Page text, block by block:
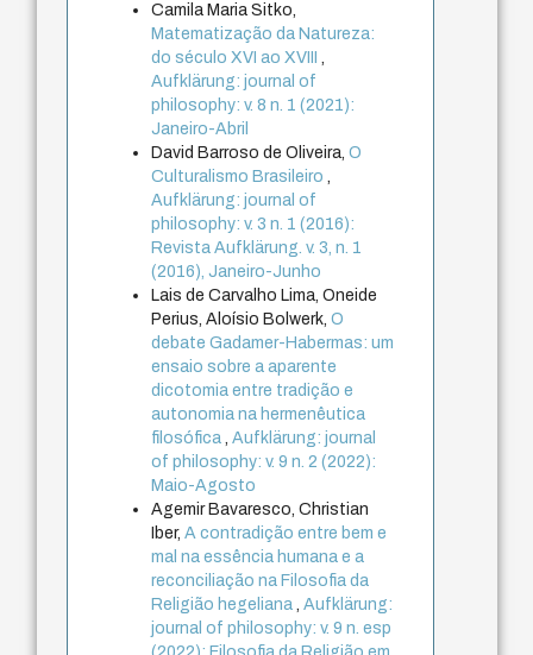
Camila Maria Sitko,
Matematização da Natureza:
do século XVI ao XVIII,
Aufklärung: journal of
philosophy: v. 8 n. 1 (2021):
Janeiro-Abril
David Barroso de Oliveira,O
Culturalismo Brasileiro,
Aufklärung: journal of
philosophy: v. 3 n. 1 (2016):
Revista Aufklärung. v. 3, n. 1
(2016), Janeiro-Junho
Lais de Carvalho Lima, Oneide
Perius, Aloísio Bolwerk,O
debate Gadamer-Habermas: um
ensaio sobre a aparente
dicotomia entre tradição e
autonomia na hermenêutica
filosófica,Aufklärung: journal
of philosophy: v. 9 n. 2 (2022):
Maio-Agosto
Agemir Bavaresco, Christian
Iber,A contradição entre bem e
mal na essência humana e a
reconciliação na Filosofia da
Religião hegeliana,Aufklärung:
journal of philosophy: v. 9 n. esp